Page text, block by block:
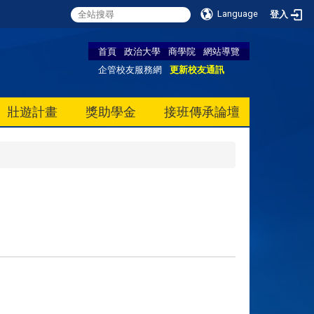
Language 登入
首頁 政治大學 商學院
網站導覽
企管校友服務網
更新校友通訊
壯遊計畫 獎助學金 接班傳承論壇